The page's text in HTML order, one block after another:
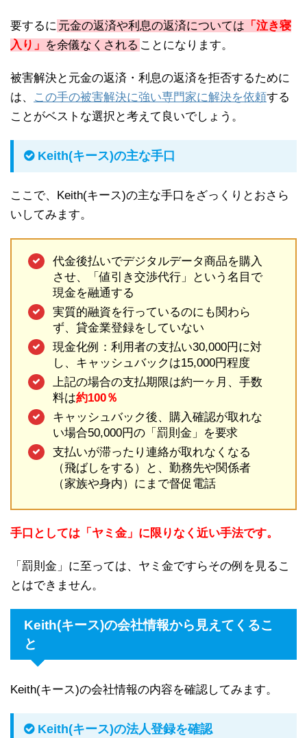
要するに 元金の返済や利息の返済については 「泣き寝
入り」 を余儀なくされる ことになります。
被害解決と元金の返済・利息の返済を拒否するために
は、
この手の被害解決に強い専門家に解決を依頼する
ことがベストな選択と考えて良いでしょう。
Keith(キース)の主な手口
ここで、Keith(キース)の主な手口をざっくりとおさら
いしてみます。
代金後払いでデジタルデータ商品を購入
させ、「値引き交渉代行」という名目で
現金を融通する
実質的融資を行っているのにも関わら
ず、貸金業登録をしていない
現金化例：利用者の支払い30,000円に対
し、キャッシュバックは15,000円程度
上記の場合の支払期限は約一ヶ月、手数
料は約100％
キャッシュバック後、購入確認が取れな
い場合50,000円の「罰則金」を要求
支払いが滞ったり連絡が取れなくなる
（飛ばしをする）と、勤務先や関係者
（家族や身内）にまで督促電話
手口としては「ヤミ金」に限りなく近い手法です。
「罰則金」に至っては、ヤミ金ですらその例を見るこ
とはできません。
Keith(キース)の会社情報から見えてくるこ
と
Keith(キース)の会社情報の内容を確認してみます。
Keith(キース)の法人登録を確認